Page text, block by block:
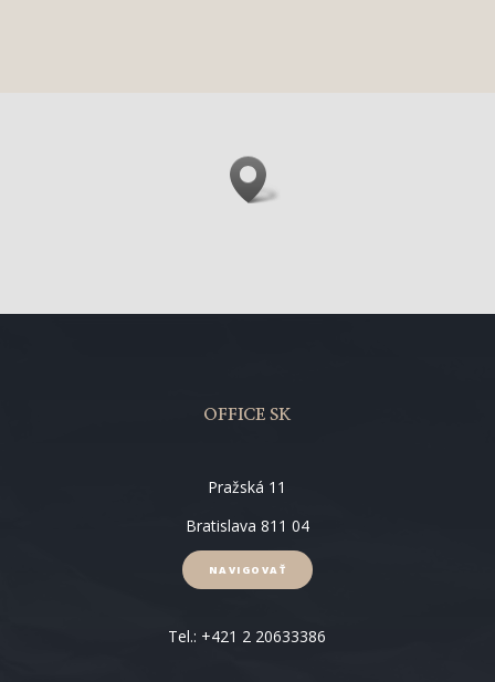
OFFICE SK
Pražská 11
Bratislava 811 04
NAVIGOVAŤ
Tel.: +421 2 20633386